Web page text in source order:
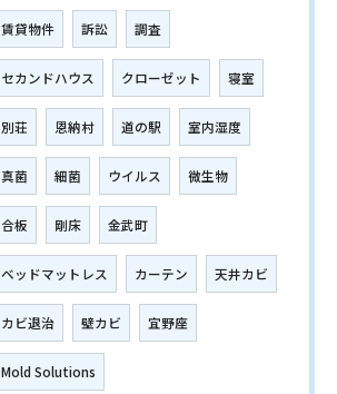
賃貸物件 訴訟 調査
セカンドハウス クローゼット 寝室
別荘 恩納村 道の駅 室内湿度
真菌 細菌 ウイルス 微生物
合板 剛床 金武町
ベッドマットレス カーテン 天井カビ
カビ退治 壁カビ 宜野座
Mold Solutions